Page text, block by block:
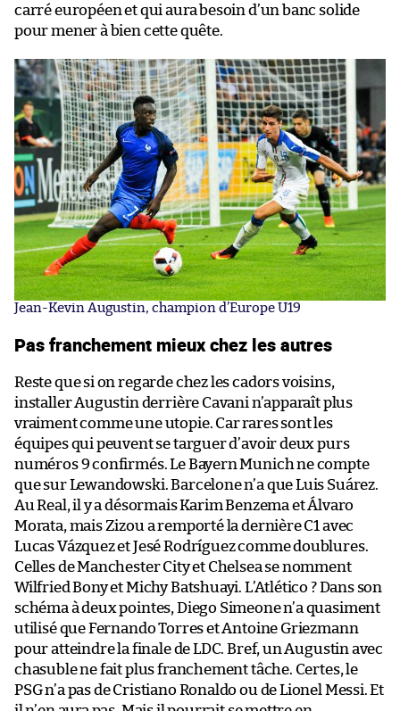
carré européen et qui aura besoin d’un banc solide
pour mener à bien cette quête.
Jean-Kevin Augustin, champion d’Europe U19
Pas franchement mieux chez les autres
Reste que si on regarde chez les cadors voisins,
installer Augustin derrière Cavani n’apparaît plus
vraiment comme une utopie. Car rares sont les
équipes qui peuvent se targuer d’avoir deux purs
numéros 9 confirmés. Le Bayern Munich ne compte
que sur Lewandowski. Barcelone n’a que Luis Suárez.
Au Real, il y a désormais Karim Benzema et Álvaro
Morata, mais Zizou a remporté la dernière C1 avec
Lucas Vázquez et Jesé Rodríguez comme doublures.
Celles de Manchester City et Chelsea se nomment
Wilfried Bony et Michy Batshuayi. L’Atlético ? Dans son
schéma à deux pointes, Diego Simeone n’a quasiment
utilisé que Fernando Torres et Antoine Griezmann
pour atteindre la finale de LDC. Bref, un Augustin avec
chasuble ne fait plus franchement tâche. Certes, le
PSG n’a pas de Cristiano Ronaldo ou de Lionel Messi. Et